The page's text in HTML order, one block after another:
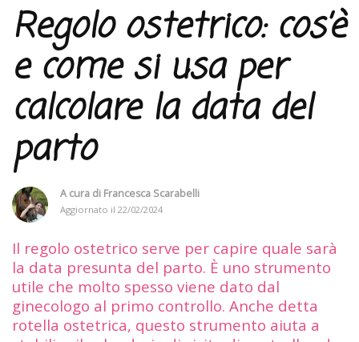
Regolo ostetrico: cos’è
e come si usa per
calcolare la data del
parto
A cura di Francesca Scarabelli
Aggiornato il 22/02/2024
Il regolo ostetrico serve per capire quale sarà
la data presunta del parto. È uno strumento
utile che molto spesso viene dato dal
ginecologo al primo controllo. Anche detta
rotella ostetrica, questo strumento aiuta a